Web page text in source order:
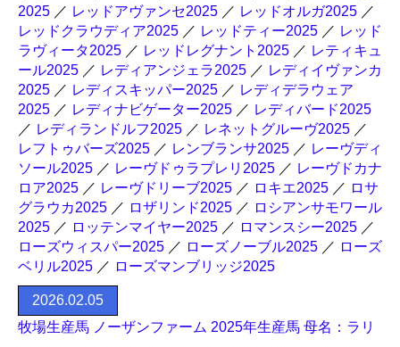
2025 ／ レッドアヴァンセ2025 ／ レッドオルガ2025 ／
レッドクラウディア2025 ／ レッドティー2025 ／ レッド
ラヴィータ2025 ／ レッドレグナント2025 ／ レティキュ
ール2025 ／ レディアンジェラ2025 ／ レディイヴァンカ
2025 ／ レディスキッパー2025 ／ レディデラウェア
2025 ／ レディナビゲーター2025 ／ レディバード2025
／ レディランドルフ2025 ／ レネットグルーヴ2025 ／
レフトゥバーズ2025 ／ レンブランサ2025 ／ レーヴディ
ソール2025 ／ レーヴドゥラプレリ2025 ／ レーヴドカナ
ロア2025 ／ レーヴドリーブ2025 ／ ロキエ2025 ／ ロサ
グラウカ2025 ／ ロザリンド2025 ／ ロシアンサモワール
2025 ／ ロッテンマイヤー2025 ／ ロマンスシー2025 ／
ローズウィスパー2025 ／ ローズノーブル2025 ／ ローズ
ベリル2025 ／ ローズマンブリッジ2025
2026.02.05
牧場生産馬 ノーザンファーム 2025年生産馬 母名：ラリ